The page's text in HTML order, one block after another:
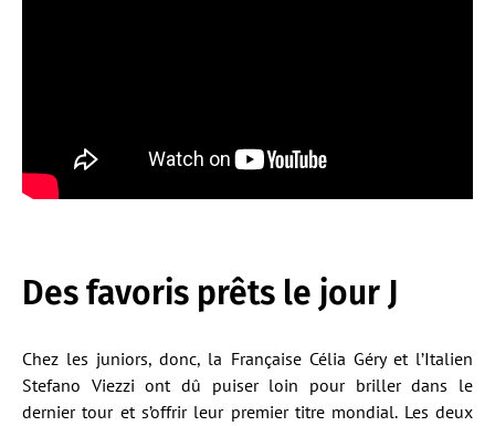
Des favoris prêts le jour J
Chez les juniors, donc, la Française Célia Géry et l’Italien
Stefano Viezzi ont dû puiser loin pour briller dans le
dernier tour et s’offrir leur premier titre mondial. Les deux